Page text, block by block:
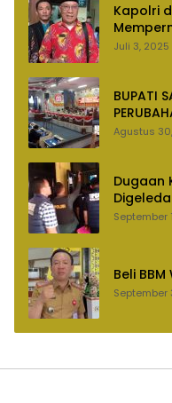
Kapolri
Juli 3, 2025
BUPATI
2025
Agustus
Dugaan
September
Beli
September